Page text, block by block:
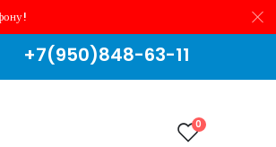
+7(950)848-63-11
0